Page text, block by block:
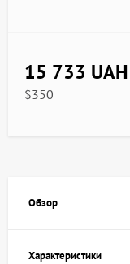
15 733 UAH
$350
Обзор
Характеристики